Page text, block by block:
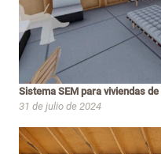
Sistema SEM para viviendas
31 de julio de 2024